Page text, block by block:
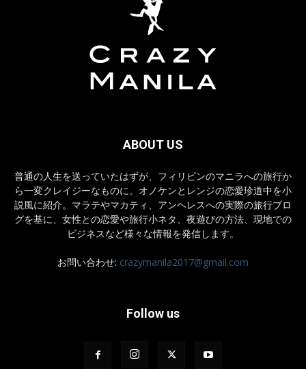
ABOUT US
普通の人生を送っていたはずが、フィリピンのマニラへの旅行か
ら一変クレイジーなものに。オノケンとレンジの恋愛珍道中を小
説風に紹介。マラテやマカティ、アンヘレスへの実際の旅行ブロ
グを基に、女性との恋愛や旅行小ネタ、夜遊びの方法、現地での
ビジネスなど様々な情報を発信します。
お問い合わせ: crazymanila2017@gmail.com
Follow us